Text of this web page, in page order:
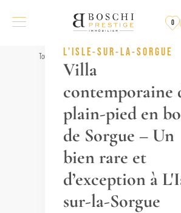
0
Tous les biensL'ISLE-SUR-LA-SORGUE
Villa
contemporaine
plain-pied en
de Sorgue – Un
bien rare et
d’exception à
sur-la-Sorgue